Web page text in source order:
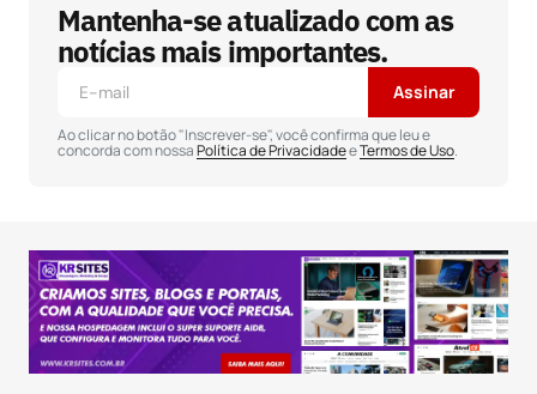
O seu endereço de e-mail não será publicado.
Campos obrigatórios são marcados com
Seu nome
Seu e-mail*
Mantenha-se atualizado com as
notícias mais importantes.
Assinar
Ao clicar no botão "Inscrever-se", você confirma que leu e
concorda com nossaPolítica de PrivacidadeeTermos de Uso.